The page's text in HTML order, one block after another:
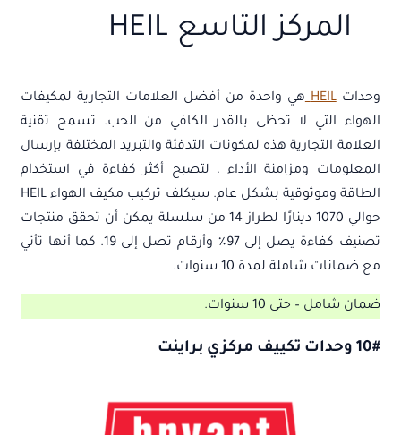
المركز التاسع HEIL
وحداتHEIL هي واحدة من أفضل العلامات التجارية لمكيفات
الهواء التي لا تحظى بالقدر الكافي من الحب. تسمح تقنية
العلامة التجارية هذه لمكونات التدفئة والتبريد المختلفة بإرسال
المعلومات ومزامنة الأداء ، لتصبح أكثر كفاءة في استخدام
الطاقة وموثوقية بشكل عام. سيكلف تركيب مكيف الهواء HEIL
حوالي 1070 دينارًا لطراز 14 من سلسلة يمكن أن تحقق منتجات
تصنيف كفاءة يصل إلى 97٪ وأرقام تصل إلى 19. كما أنها تأتي
مع ضمانات شاملة لمدة 10 سنوات.
ضمان شامل – حتى 10 سنوات.
10# وحدات تكييف مركزي براينت